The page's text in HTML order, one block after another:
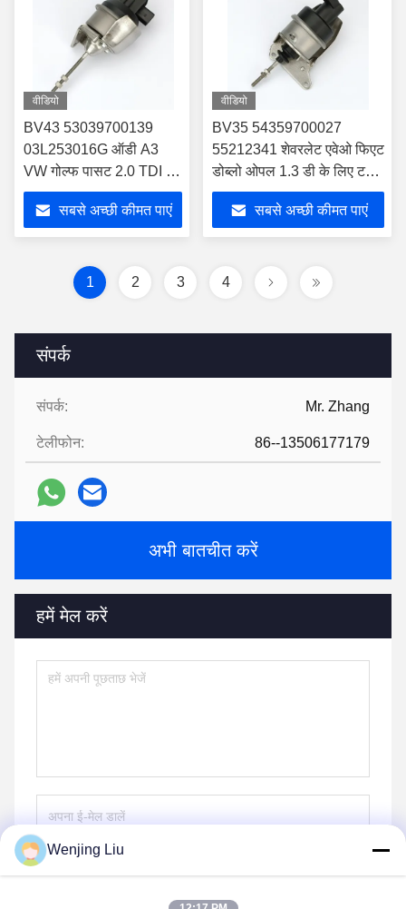
संपर्क
संपर्क: Mr. Zhang
टेलीफोन: 86--13506177179
अभी बातचीत करें
हमें मेल करें
वीडियो
BV43 53039700139
03L253016G ऑडी A3
VW गोल्फ पासट 2.0 TDI के
लिए टर्बो एक्ट्यूएटर
सबसे अच्छी कीमत पाएं
वीडियो
BV35 54359700027
55212341 शेवरलेट एवेओ फिएट
डोब्लो ओपल 1.3 डी के लिए टर्बो
एक्ट्यूएटर
सबसे अच्छी कीमत पाएं
1 2 3 4
Wenjing Liu